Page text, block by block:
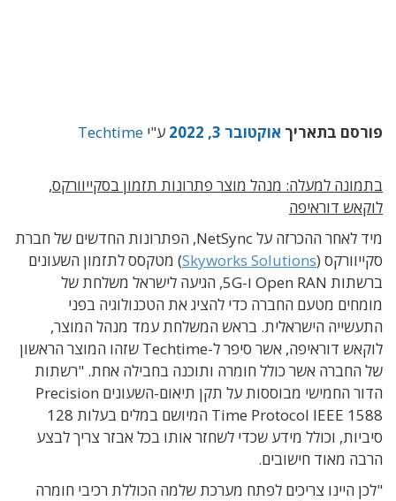
פורסם בתאריך אוקטובר 3, 2022 ע"י Techtime
בתמונה למעלה: מנהל מוצר פתרונות תזמון בסקייוורקס,
לוקאש דוראיפה
מיד לאחר ההכרזה על NetSync, הפתרונות החדשים של חברת
סקייוורקס (Skyworks Solutions) מטקסס לתזמון השעונים
ברשתות Open RAN ו-5G, הגיעה לישראל משלחת של
מומחים מטעם החברה כדי להציג את הטכנולוגיה בפני
התעשייה הישראלית. בראש המשלחת עמד מנהל המוצר,
לוקאש דוראיפה, אשר סיפר ל-Techtime שזהו המוצר הראשון
של החברה אשר כולל חומרה ותוכנה בחבילה אחת. "רשתות
הדור החמישי מבוססות על תקן תיאום-השעונים Precision
Time Protocol IEEE 1588 המיושם במלים בעלות 128
סיביות, וכולל מידע שכדי לשחזר אותו בכל אבזר צריך לבצע
הרבה מאוד חישובים.
"לכן היינו צריכים לפתח מערכת שלמה הכוללת רכיבי חומרה